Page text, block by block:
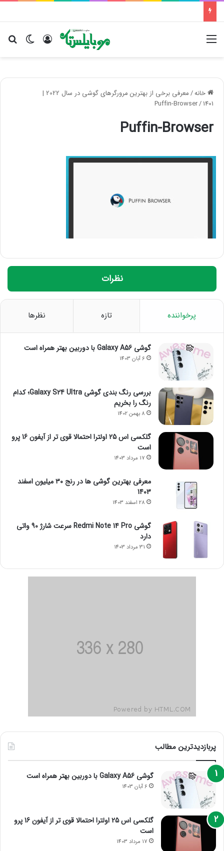
تغییر ورود
خانه/
معرفی برخی از بهترین مرورگرهای گوشی در سال 2022 |
1401
/
Puffin-Browser
Puffin-Browser
نظرات
پرخواننده تازه نظرها
گوشی Galaxy A56 با دوربین بهتر همراه است
6 آبان 1403
بررسی رنگ بندی گوشی Galaxy S24 Ultra؛ کدام
رنگ را بخریم
8 بهمن 1402
گلکسی اس 25 اولترا احتمالا قوی تر از آیفون 16 پرو
است
17 مرداد 1403
معرفی بهترین گوشی ها در رنج ۳۰ میلیون اسفند
1403
28 اسفند 1403
گوشی Redmi Note 14 Pro سرعت شارژ 90 واتی
دارد
31 مرداد 1403
پربازدیدترین مطالب
گوشی Galaxy A56 با دوربین بهتر همراه است
6 آبان 1403
گلکسی اس 25 اولترا احتمالا قوی تر از آیفون 16 پرو
است
17 مرداد 1403